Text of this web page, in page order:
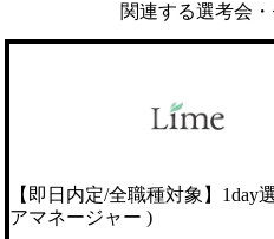
関連する選考会
【即日内定/全職種対象】1day
アマネージャー )